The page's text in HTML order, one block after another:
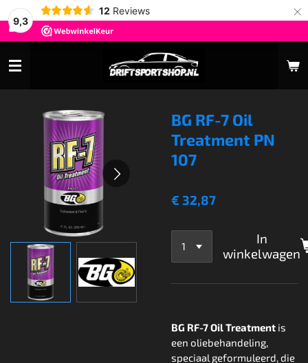
9,3
12 Reviews ×
BG RF-7 Oil
Treatment PN
107
€ 32,87
In
winkelwagen
BG RF-7 Oil Treatment is
een oliebehandeling,
speciaal geformuleerd, die